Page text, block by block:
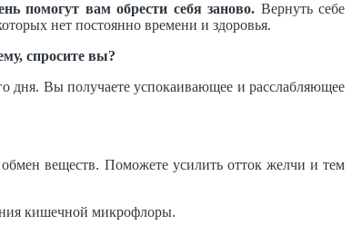
помогут вам обрести себя заново. Вернуть себе
нет постоянно времени и здоровья.
спросите вы?
дня. Вы получаете успокаивающее и расслабляющее
веществ. Поможете усилить отток желчи и тем
кишечной микрофлоры.